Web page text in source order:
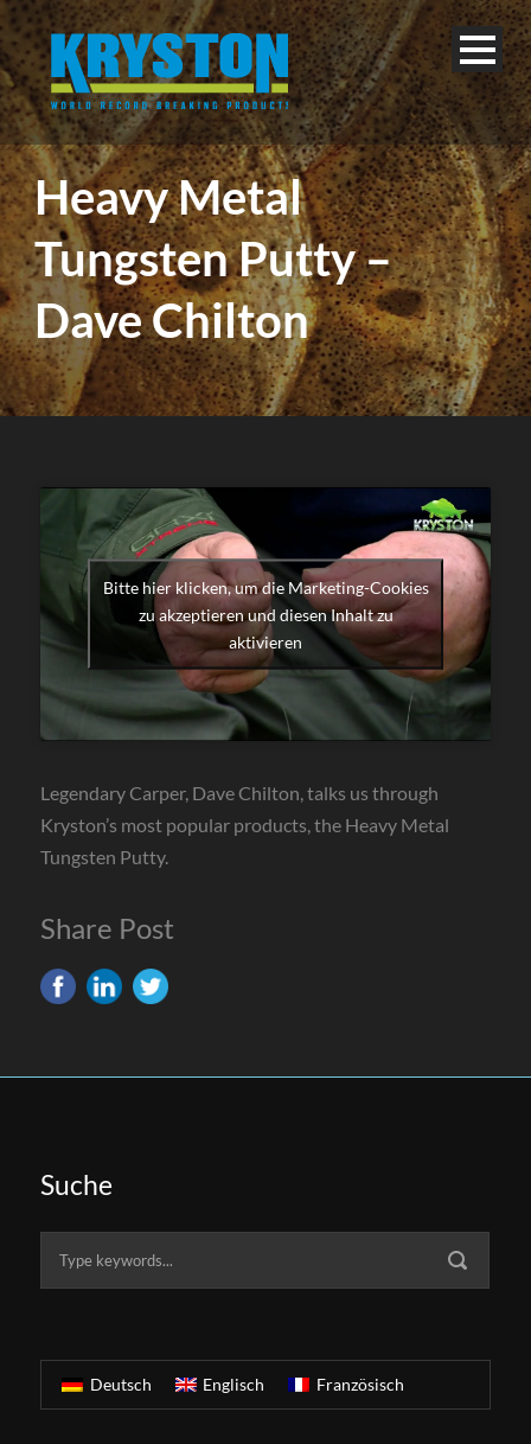
Deutsch
Heavy Metal
Tungsten Putty –
Dave Chilton
Bitte hier klicken, um die Marketing-Cookies
zu akzeptieren und diesen Inhalt zu
aktivieren
Legendary Carper, Dave Chilton, talks us through
Kryston’s most popular products, the Heavy Metal
Tungsten Putty.
Share Post
Suche
Deutsch Englisch Französisch